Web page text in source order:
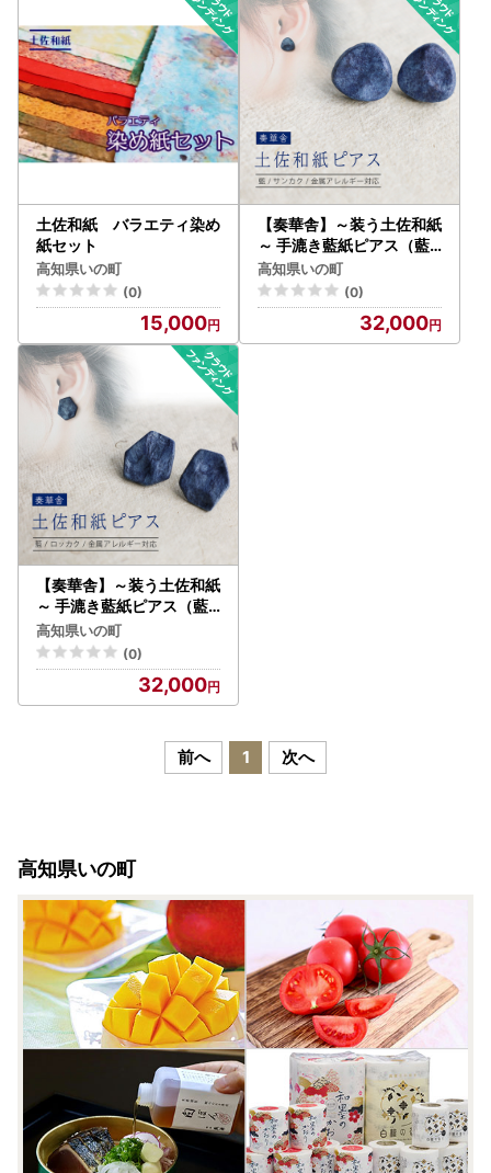
土佐和紙 バラエティ染め
紙セット
高知県いの町
(0)
15,000
【奏華舎】～装う土佐和紙
～ 手漉き藍紙ピアス（藍 /
サンカク / アレルギー対応
）
高知県いの町
(0)
32,000
【奏華舎】～装う土佐和紙
～ 手漉き藍紙ピアス（藍 /
ロッカク / アレルギー対応
）
高知県いの町
(0)
32,000
前へ 1 次へ
高知県いの町